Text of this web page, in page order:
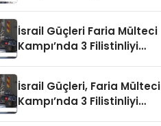
İsrail Güçleri Faria Mülteci
Kampı’nda 3 Filistinliyi
İsrail Güçleri, Faria Mülteci
Kampı’nda 3 Filistinliyi